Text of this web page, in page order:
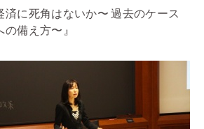
済に死角はないか〜 過去のケース
備え方〜』